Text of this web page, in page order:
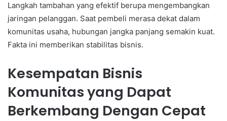
Langkah tambahan yang efektif berupa mengembangkan
jaringan pelanggan. Saat pembeli merasa dekat dalam
komunitas usaha, hubungan jangka panjang semakin kuat.
Fakta ini memberikan stabilitas bisnis.
Kesempatan Bisnis
Komunitas yang Dapat
Berkembang Dengan Cepat